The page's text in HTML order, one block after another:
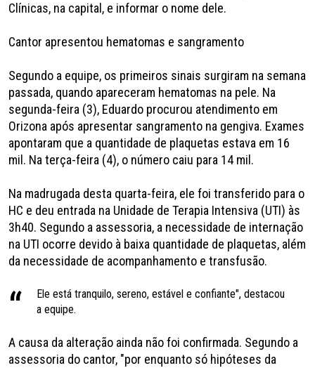
Clínicas, na capital, e informar o nome dele.
Cantor apresentou hematomas e sangramento
Segundo a equipe, os primeiros sinais surgiram na semana
passada, quando apareceram hematomas na pele. Na
segunda-feira (3), Eduardo procurou atendimento em
Orizona após apresentar sangramento na gengiva. Exames
apontaram que a quantidade de plaquetas estava em 16
mil. Na terça-feira (4), o número caiu para 14 mil.
Na madrugada desta quarta-feira, ele foi transferido para o
HC e deu entrada na Unidade de Terapia Intensiva (UTI) às
3h40. Segundo a assessoria, a necessidade de internação
na UTI ocorre devido à baixa quantidade de plaquetas, além
da necessidade de acompanhamento e transfusão.
Ele está tranquilo, sereno, estável e confiante", destacou
a equipe.
A causa da alteração ainda não foi confirmada. Segundo a
assessoria do cantor, "por enquanto só hipóteses da